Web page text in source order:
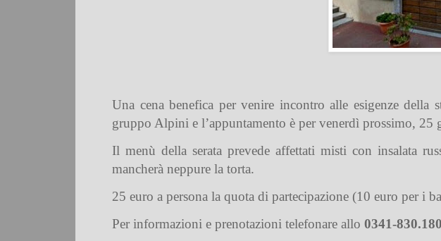
Una cena benefica per venire incontro alle esigenze
gruppo Alpini e l’appuntamento è per venerdì prossimo,
Il menù della serata prevede affettati misti con insalata
mancherà neppure la torta.
25 euro a persona la quota di partecipazione (10 euro per i
Per informazioni e prenotazioni telefonare allo 0341-830.180